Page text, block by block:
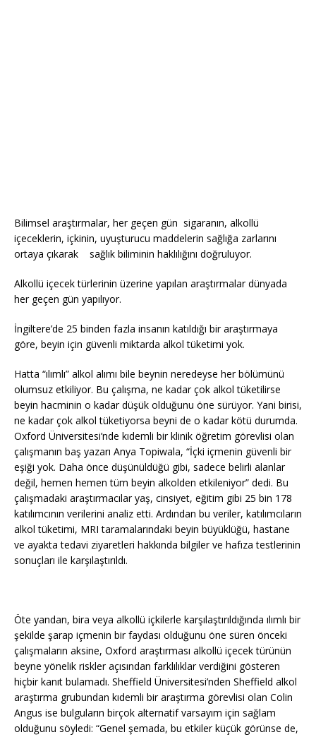
Bilimsel araştırmalar, her geçen gün sigaranın, alkollü
içeceklerin, içkinin, uyuşturucu maddelerin sağlığa zarlarını
ortaya çıkarak sağlık biliminin haklılığını doğruluyor.
Alkollü içecek türlerinin üzerine yapılan araştırmalar dünyada
her geçen gün yapılıyor.
İngiltere’de 25 binden fazla insanın katıldığı bir araştırmaya
göre, beyin için güvenli miktarda alkol tüketimi yok.
Hatta “ılımlı” alkol alımı bile beynin neredeyse her bölümünü
olumsuz etkiliyor. Bu çalışma, ne kadar çok alkol tüketilirse
beyin hacminin o kadar düşük olduğunu öne sürüyor. Yani birisi,
ne kadar çok alkol tüketiyorsa beyni de o kadar kötü durumda.
Oxford Üniversitesi’nde kıdemli bir klinik öğretim görevlisi olan
çalışmanın baş yazarı Anya Topiwala, “İçki içmenin güvenli bir
eşiği yok. Daha önce düşünüldüğü gibi, sadece belirli alanlar
değil, hemen hemen tüm beyin alkolden etkileniyor” dedi. Bu
çalışmadaki araştırmacılar yaş, cinsiyet, eğitim gibi 25 bin 178
katılımcının verilerini analiz etti. Ardından bu veriler, katılımcıların
alkol tüketimi, MRI taramalarındaki beyin büyüklüğü, hastane
ve ayakta tedavi ziyaretleri hakkında bilgiler ve hafıza testlerinin
sonuçları ile karşılaştırıldı.
Öte yandan, bira veya alkollü içkilerle karşılaştırıldığında ılımlı bir
şekilde şarap içmenin bir faydası olduğunu öne süren önceki
çalışmaların aksine, Oxford araştırması alkollü içecek türünün
beyne yönelik riskler açısından farklılıklar verdiğini gösteren
hiçbir kanıt bulamadı. Sheffield Üniversitesi’nden Sheffield alkol
araştırma grubundan kıdemli bir araştırma görevlisi olan Colin
Angus ise bulguların birçok alternatif varsayım için sağlam
olduğunu söyledi: “Genel şemada, bu etkiler küçük görünse de,